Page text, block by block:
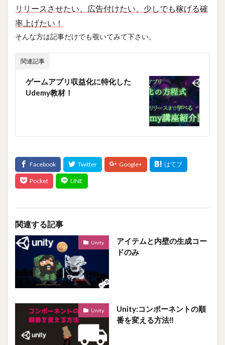
リリースさせたい、広告付けたい、少しでも稼げる確
率上げたい！
そんな方は記事だけでも覗いてみて下さい。
関連記事
ゲームアプリ収益化に特化した
Udemy教材！
関連する記事
Unity
アイテムと内壁の生成コー
ドのみ
Unity
Unity:コンポーネントの順
番を変える方法‼